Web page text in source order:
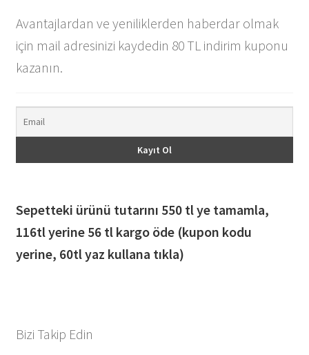
Avantajlardan ve yeniliklerden haberdar olmak
için mail adresinizi kaydedin 80 TL indirim kuponu
kazanın.
Sepetteki ürünü tutarını 550 tl ye tamamla,
116tl yerine 56 tl kargo öde (kupon kodu
yerine, 60tl yaz kullana tıkla)
Bizi Takip Edin